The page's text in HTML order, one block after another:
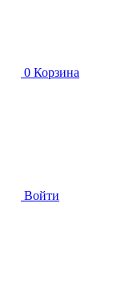
0 Корзина
Войти